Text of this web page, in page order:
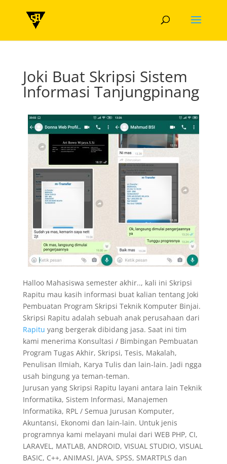
Joki Buat Skripsi Sistem
Informasi Tanjungpinang
Halloo Mahasiswa semester akhir.., kali ini Skripsi
Rapitu mau kasih informasi buat kalian tentang Joki
Pembuatan Program Skripsi Teknik Komputer Binjai.
Skripsi Rapitu adalah sebuah anak perusahaan dari
Rapitu yang bergerak dibidang jasa. Saat ini tim
kami menerima Konsultasi / Bimbingan Pembuatan
Program Tugas Akhir, Skripsi, Tesis, Makalah,
Penulisan Ilmiah, Karya Tulis dan lain-lain. Jadi ngga
usah bingung ya teman-teman.
Jurusan yang Skripsi Rapitu layani antara lain Teknik
Informatika, Sistem Informasi, Manajemen
Informatika, RPL / Semua Jurusan Komputer,
Akuntansi, Ekonomi dan lain-lain. Untuk jenis
programnya kami melayani mulai dari WEB PHP, CI,
LARAVEL, MATLAB, ANDROID, VISUAL STUDIO, VISUAL
BASIC, C++, ANIMASI, JAVA, SPSS, SMARTPLS dan